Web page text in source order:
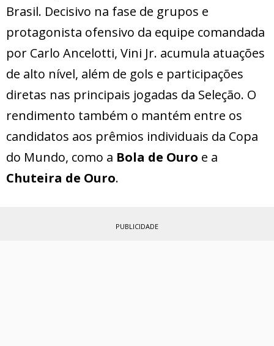
Brasil. Decisivo na fase de grupos e
protagonista ofensivo da equipe comandada
por Carlo Ancelotti, Vini Jr. acumula atuações
de alto nível, além de gols e participações
diretas nas principais jogadas da Seleção. O
rendimento também o mantém entre os
candidatos aos prêmios individuais da Copa
do Mundo, como a Bola de Ouro e a
Chuteira de Ouro.
PUBLICIDADE